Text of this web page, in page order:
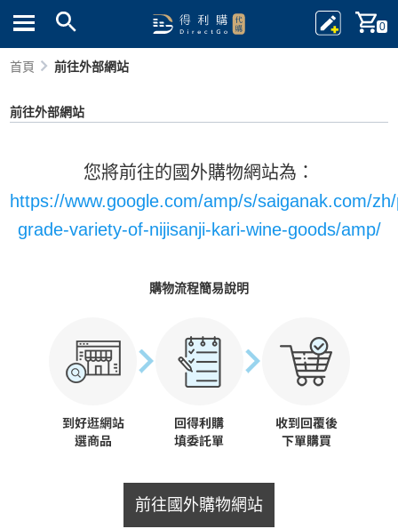
0
首頁 前往外部網站
前往外部網站
您將前往的國外購物網站為：
https://www.google.com/amp/s/saiganak.com/
grade-variety-of-nijisanji-kari-wine-goods/amp/
購物流程簡易說明
前往國外購物網站